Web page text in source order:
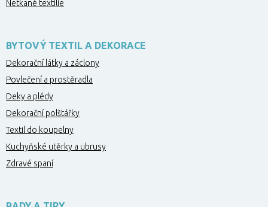
Netkané textilie
BYTOVÝ TEXTIL A DEKORACE
Dekorační látky a záclony
Povlečení a prostěradla
Deky a plédy
Dekorační polštářky
Textil do koupelny
Kuchyňské utěrky a ubrusy
Zdravé spaní